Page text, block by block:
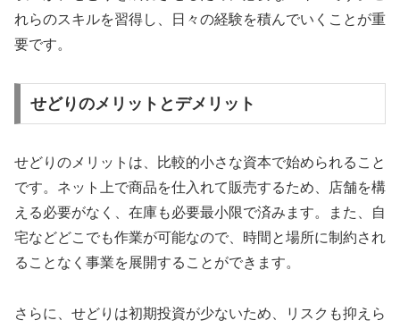
れらのスキルを習得し、日々の経験を積んでいくことが重
要です。
せどりのメリットとデメリット
せどりのメリットは、比較的小さな資本で始められること
です。ネット上で商品を仕入れて販売するため、店舗を構
える必要がなく、在庫も必要最小限で済みます。また、自
宅などどこでも作業が可能なので、時間と場所に制約され
ることなく事業を展開することができます。
さらに、せどりは初期投資が少ないため、リスクも抑えら